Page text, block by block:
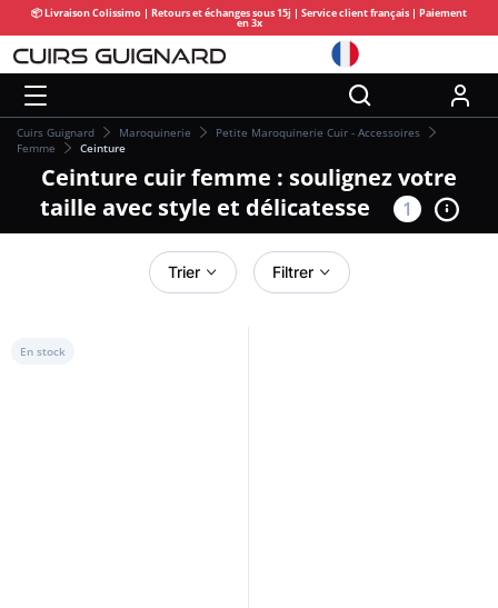
📦 Livraison Colissimo | Retours et échanges sous 15j | Service client français | Paiement
en 3x
Cuirs Guignard Maroquinerie
Petite Maroquinerie Cuir - Accessoires
Femme
Ceinture
Ceinture cuir femme : soulignez votre
taille avec style et délicatesse
1
Trier Filtrer
En stock